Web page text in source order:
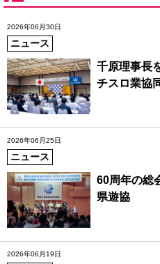
2026年06月30日
ニュース
千原理事長
チスロ業協
2026年06月25日
ニュース
60周年の総
県遊協
2026年06月19日